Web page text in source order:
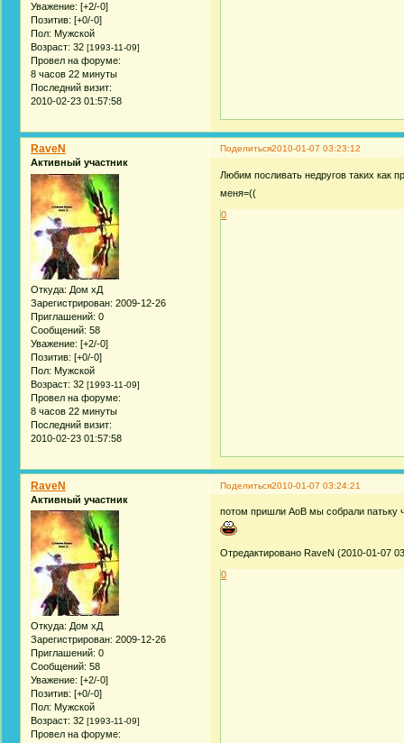
Уважение: [+2/-0]
Позитив: [+0/-0]
Пол: Мужской
Возраст: 32 [1993-11-09]
Провел на форуме:
8 часов 22 минуты
Последний визит:
2010-02-23 01:57:58
Поделиться2010-01-07 03:23:12
RaveN
Активный участник
Откуда: Дом хД
Зарегистрирован: 2009-12-26
Приглашений: 0
Сообщений: 58
Уважение: [+2/-0]
Позитив: [+0/-0]
Пол: Мужской
Возраст: 32 [1993-11-09]
Провел на форуме:
8 часов 22 минуты
Последний визит:
2010-02-23 01:57:58
Любим посливать недругов таких как
меня=((
0
Поделиться2010-01-07 03:24:21
RaveN
Активный участник
Откуда: Дом хД
Зарегистрирован: 2009-12-26
Приглашений: 0
Сообщений: 58
Уважение: [+2/-0]
Позитив: [+0/-0]
Пол: Мужской
Возраст: 32 [1993-11-09]
Провел на форуме:
потом пришли АоВ мы собрали патьку
Отредактировано RaveN (2010-01-07
0